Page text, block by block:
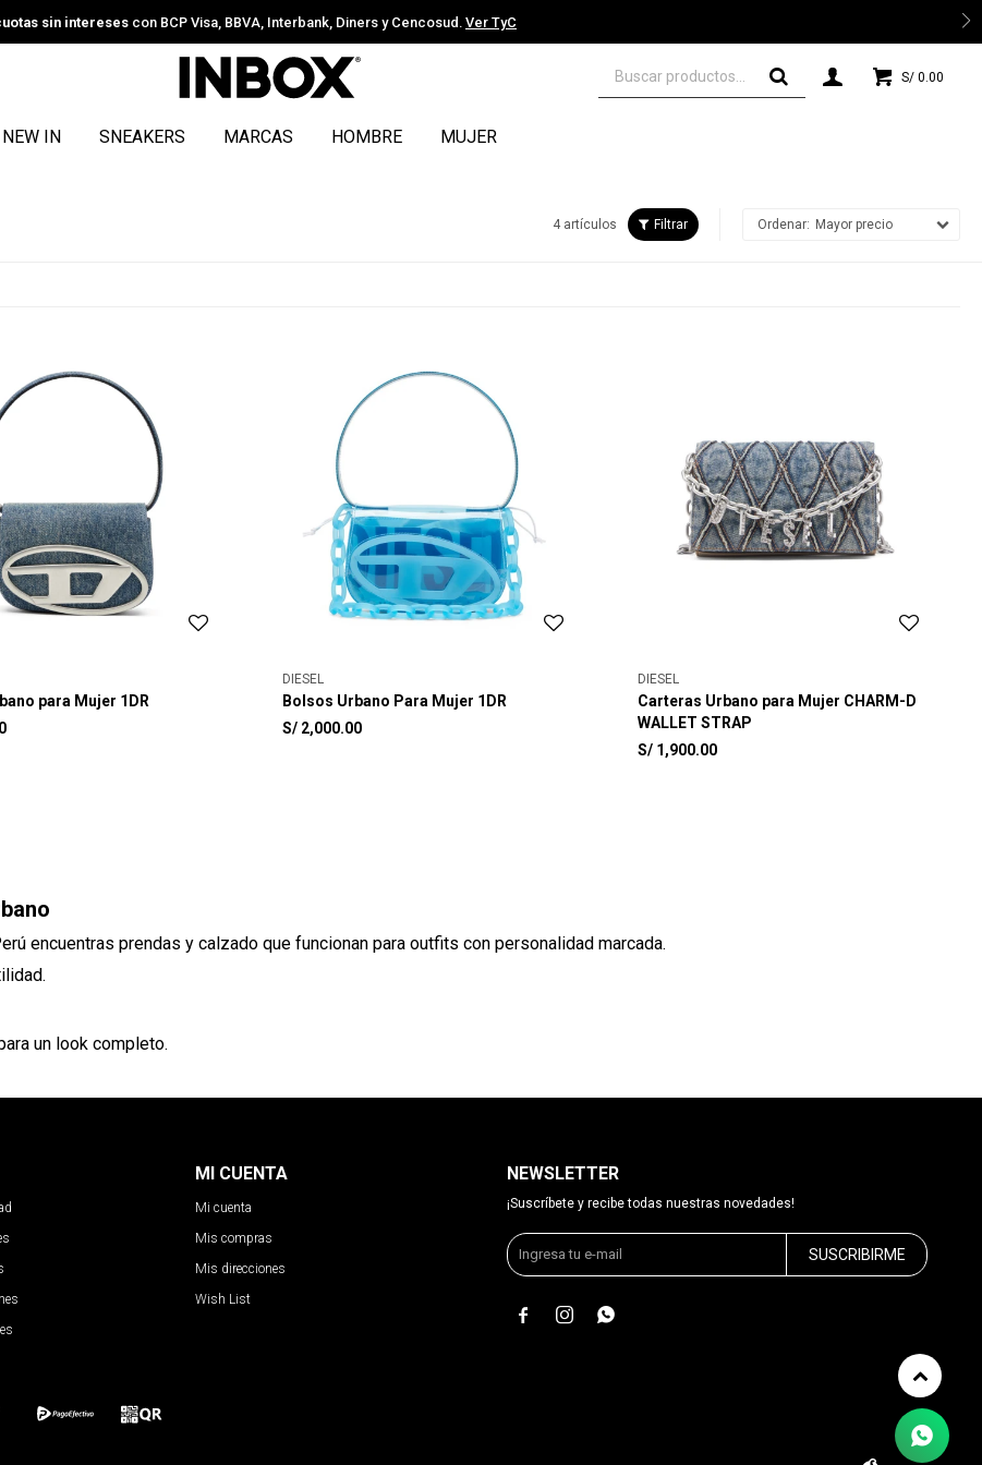
sin intereses con BCP Visa, BBVA, Interbank, Diners y Cencosud. Ver TyC
NEW IN SNEAKERS MARCAS HOMBRE MUJER
S/ 0.00
4 artículos Mayor precio
para Mujer 1DR
DIESEL
Bolsos Urbano Para Mujer 1DR
S/ 2,000.00
DIESEL
Carteras Urbano para Mujer CHARM-D
WALLET STRAP
S/ 1,900.00
encuentras prendas y calzado que funcionan para outfits con personalidad marcada.
un look completo.
MI CUENTA
Mi cuenta
Mis compras
Mis direcciones
Wish List
NEWSLETTER
¡Suscríbete y recibe todas nuestras novedades!
SUSCRIBIRME
  